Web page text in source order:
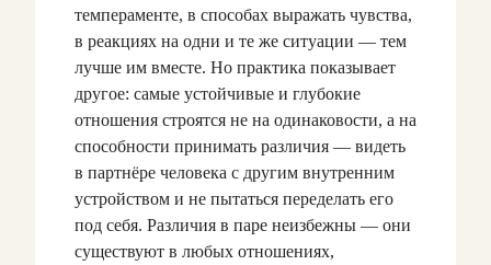
темпераменте, в способах выражать чувства,
в реакциях на одни и те же ситуации — тем
лучше им вместе. Но практика показывает
другое: самые устойчивые и глубокие
отношения строятся не на одинаковости, а на
способности принимать различия — видеть
в партнёре человека с другим внутренним
устройством и не пытаться переделать его
под себя. Различия в паре неизбежны — они
существуют в любых отношениях,